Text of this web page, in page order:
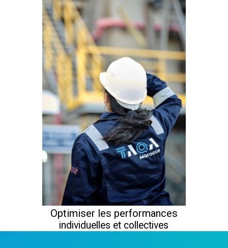
Optimiser les performances
individuelles et collectives